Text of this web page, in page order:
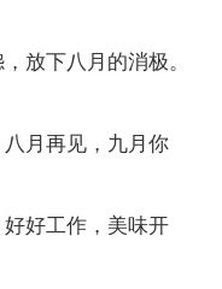
放下八月的消极。
月再见，九月你
好工作，美味开